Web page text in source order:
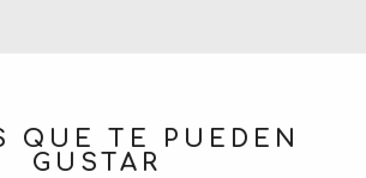
QUE TE PUEDEN
GUSTAR